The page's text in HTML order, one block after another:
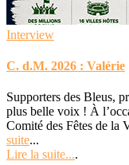
Interview
C. d.M. 2026 : Valérie
Supporters des Bleus,
plus belle voix ! À
Comité des Fêtes de la
suite...
Lire la suite....